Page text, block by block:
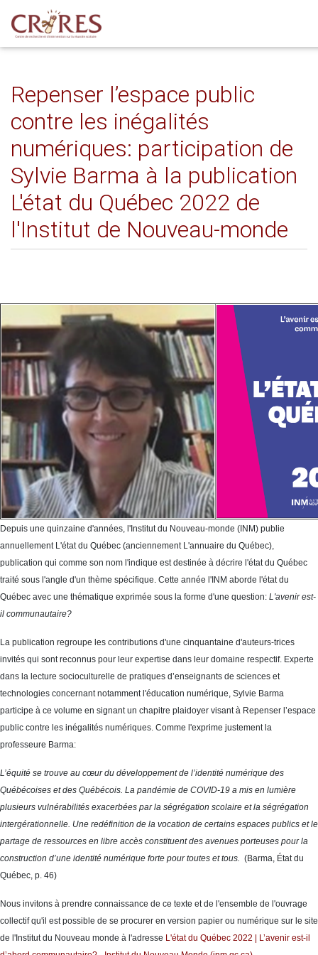
Repenser l’espace public
contre les inégalités
numériques: participation de
Sylvie Barma à la publication
L'état du Québec 2022 de
l'Institut de Nouveau-monde
Depuis une quinzaine d'années, l'Institut du Nouveau-monde (INM) publie
annuellement L'état du Québec (anciennement L'annuaire du Québec),
publication qui comme son nom l'indique est destinée à décrire l'état du Québec
traité sous l'angle d'un thème spécifique. Cette année l'INM aborde l'état du
Québec avec une thématique exprimée sous la forme d'une question: L'avenir est-
il communautaire?
La publication regroupe les contributions d'une cinquantaine d'auteurs-trices
invités qui sont reconnus pour leur expertise dans leur domaine respectif. Experte
dans la lecture socioculturelle de pratiques d’enseignants de sciences et
technologies concernant notamment l'éducation numérique, Sylvie Barma
participe à ce volume en signant un chapitre plaidoyer visant à Repenser l’espace
public contre les inégalités numériques. Comme l'exprime justement la
professeure Barma:
L’équité se trouve au cœur du développement de l’identité numérique des
Québécoises et des Québécois. La pandémie de COVID-19 a mis en lumière
plusieurs vulnérabilités exacerbées par la ségrégation scolaire et la ségrégation
intergérationnelle. Une redéfinition de la vocation de certains espaces publics et le
partage de ressources en libre accès constituent des avenues porteuses pour la
construction d’une identité numérique forte pour toutes et tous. (Barma, État du
Québec, p. 46)
Nous invitons à prendre connaissance de ce texte et de l'ensemble de l'ouvrage
collectif qu'il est possible de se procurer en version papier ou numérique sur le site
de l'Institut du Nouveau monde à l'adresse L'état du Québec 2022 | L’avenir est-il